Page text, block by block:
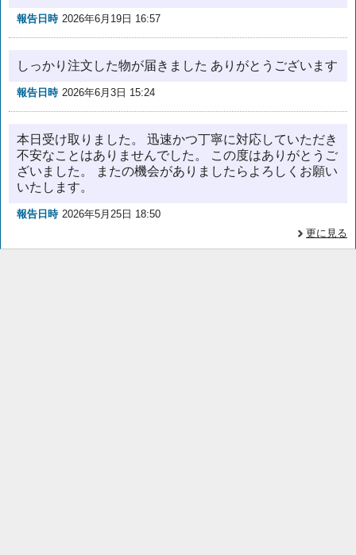
報告日時 2026年6月19日 16:57
しっかり注文した物が届きました ありがとうございます
報告日時 2026年6月3日 15:24
本日受け取りました。 迅速かつ丁寧に対応していただき
不安なことはありませんでした。 この度はありがとうご
ざいました。 またの機会がありましたらよろしくお願い
いたします。
報告日時 2026年5月25日 18:50
更に見る